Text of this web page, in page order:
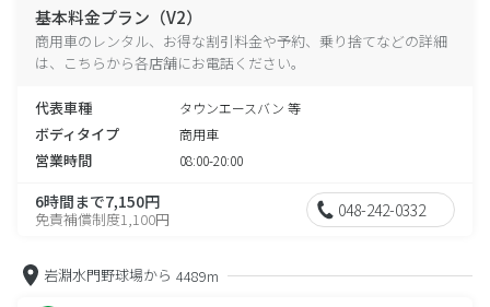
基本料金プラン（V2）
商用車のレンタル、お得な割引料金や予約、乗り捨てなどの詳細
は、こちらから各店舗にお電話ください。
代表車種 タウンエースバン 等
ボディタイプ 商用車
営業時間 08:00-20:00
6時間まで7,150円
免責補償制度1,100円 048-242-0332
岩淵水門野球場から 4489m